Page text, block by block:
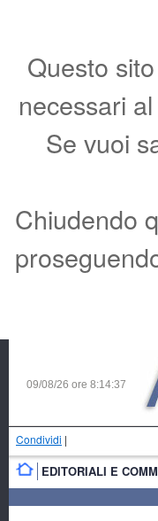
Questo
necessari
Se vuoi
Chiudendo
09/08/26 ore 8:14:38
Condividi |
EDITORIALI E